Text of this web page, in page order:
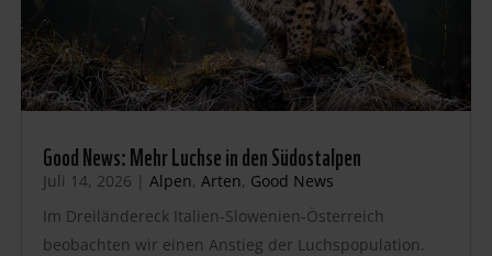
Good News: Mehr Luchse in den Südostalpen
Juli 14, 2026 | Alpen, Arten, Good News
Im Dreiländereck Italien-Slowenien-Österreich
beobachten wir einen Anstieg der Luchspopulation.